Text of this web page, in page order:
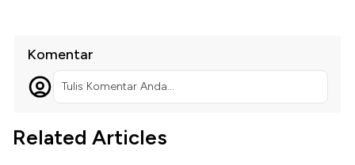
Komentar
Tulis Komentar Anda...
Related Articles